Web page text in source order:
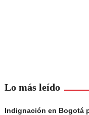
Lo más leído
Indignación en Bogotá